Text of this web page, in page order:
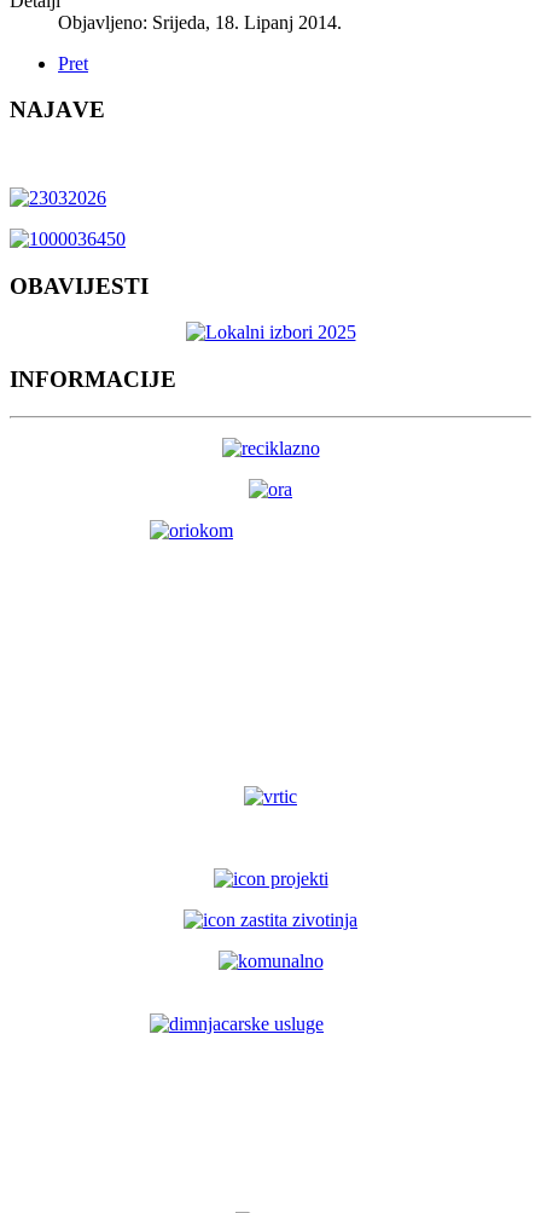
Objavljeno: Srijeda, 18. Lipanj 2014.
Pret
NAJAVE
OBAVIJESTI
INFORMACIJE